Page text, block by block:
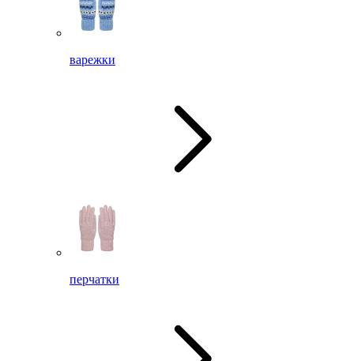
варежки
перчатки